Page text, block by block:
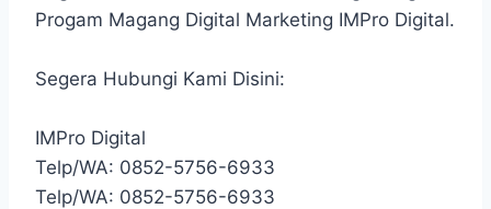
Progam Magang Digital Marketing IMPro Digital.
Segera Hubungi Kami Disini:
IMPro Digital
Telp/WA: 0852-5756-6933
Telp/WA: 0852-5756-6933